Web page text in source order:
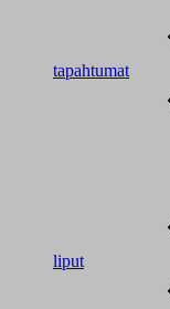
tapahtumat
liput